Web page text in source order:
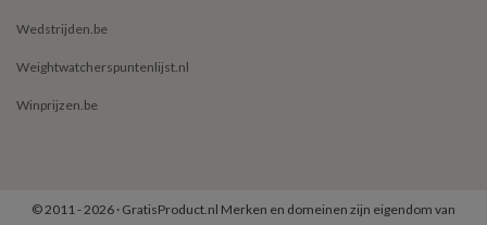
Wedstrijden.be
Weightwatcherspuntenlijst.nl
Winprijzen.be
© 2011 - 2026 · GratisProduct.nl Merken en domeinen zijn eigendom van